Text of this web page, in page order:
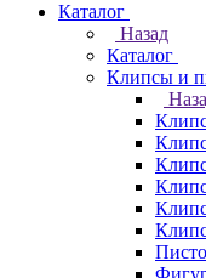
Каталог
Назад
Каталог
Клипсы и